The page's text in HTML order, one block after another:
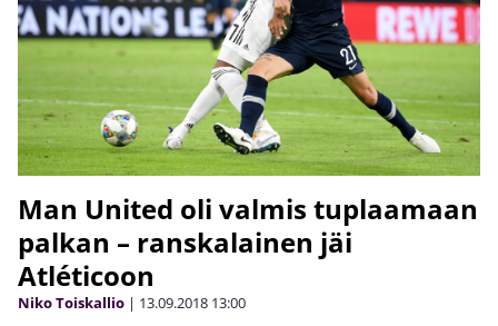
Man United oli valmis tuplaamaan
palkan – ranskalainen jäi
Atléticoon
Niko Toiskallio | 13.09.2018 13:00